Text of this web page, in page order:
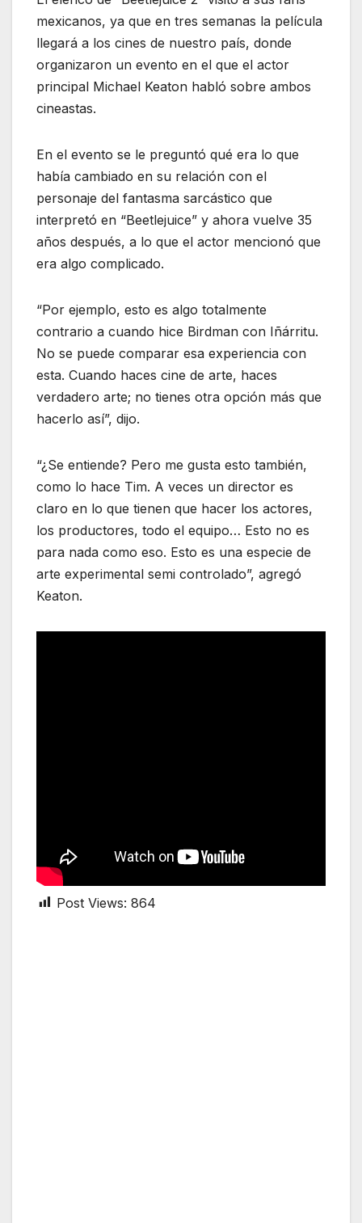
mexicanos, ya que en tres semanas la película
llegará a los cines de nuestro país, donde
organizaron un evento en el que el actor
principal Michael Keaton habló sobre ambos
cineastas.
En el evento se le preguntó qué era lo que
había cambiado en su relación con el
personaje del fantasma sarcástico que
interpretó en “Beetlejuice” y ahora vuelve 35
años después, a lo que el actor mencionó que
era algo complicado.
“Por ejemplo, esto es algo totalmente
contrario a cuando hice Birdman con Iñárritu.
No se puede comparar esa experiencia con
esta. Cuando haces cine de arte, haces
verdadero arte; no tienes otra opción más que
hacerlo así”, dijo.
“¿Se entiende? Pero me gusta esto también,
como lo hace Tim. A veces un director es
claro en lo que tienen que hacer los actores,
los productores, todo el equipo… Esto no es
para nada como eso. Esto es una especie de
arte experimental semi controlado”, agregó
Keaton.
Post Views: 864